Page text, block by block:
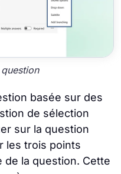
basée sur des
de sélection
sur la question
les trois points
de la question. Cette